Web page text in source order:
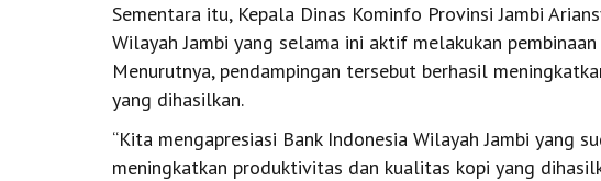
Sementara itu, Kepala Dinas Kominfo Provinsi Jambi
Wilayah Jambi yang selama ini aktif melakukan
Menurutnya, pendampingan tersebut berhasil
yang dihasilkan.
“Kita mengapresiasi Bank Indonesia Wilayah Jambi yang
meningkatkan produktivitas dan kualitas kopi yang